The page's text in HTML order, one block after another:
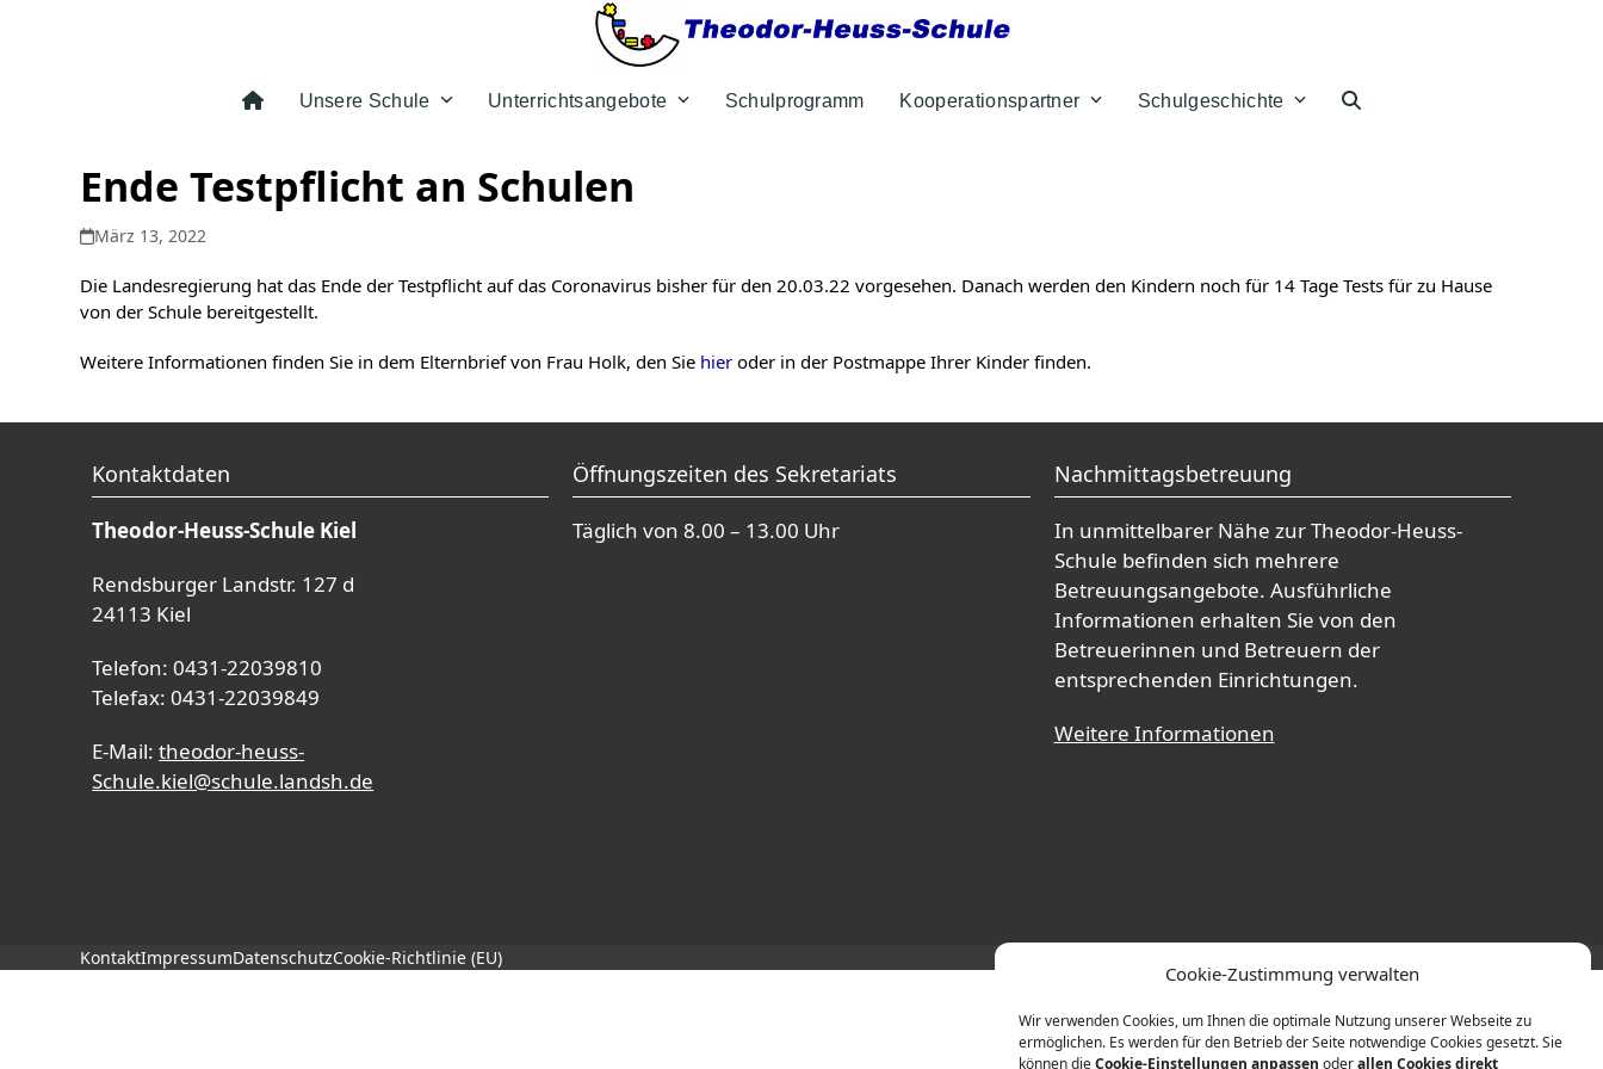
Cookie-Zustimmung verwalten
Wir verwenden Cookies, um Ihnen die optimale Nutzung unserer Webseite zu
ermöglichen. Es werden für den Betrieb der Seite notwendige Cookies gesetzt. Sie
können dieCookie-Einstellungen anpassen oderallen Cookies direkt
Unsere Schule Unterrichtsangebote Schulprogramm Kooperationspartner Schulgeschichte
Ende Testpflicht an Schulen
März 13, 2022
Die Landesregierung hat das Ende der Testpflicht auf das Coronavirus bisher für den 20.03.22 vorgesehen. Danach werden den Kindern noch für 14 Tage Tests für zu Hause
von der Schule bereitgestellt.
Weitere Informationen finden Sie in dem Elternbrief von Frau Holk, den Sie hier oder in der Postmappe Ihrer Kinder finden.
Kontaktdaten
Theodor-Heuss-Schule Kiel
Rendsburger Landstr. 127 d
24113 Kiel
Telefon: 0431-22039810
Telefax: 0431-22039849
E-Mail:theodor-heuss-
Schule.kiel@schule.landsh.de
Öffnungszeiten des Sekretariats
Täglich von 8.00 – 13.00 Uhr
Nachmittagsbetreuung
In unmittelbarer Nähe zur Theodor-Heuss-
Schule befinden sich mehrere
Betreuungsangebote. Ausführliche
Informationen erhalten Sie von den
Betreuerinnen und Betreuern der
entsprechenden Einrichtungen.
Weitere Informationen
KontaktImpressumDatenschutzCookie-Richtlinie (EU)